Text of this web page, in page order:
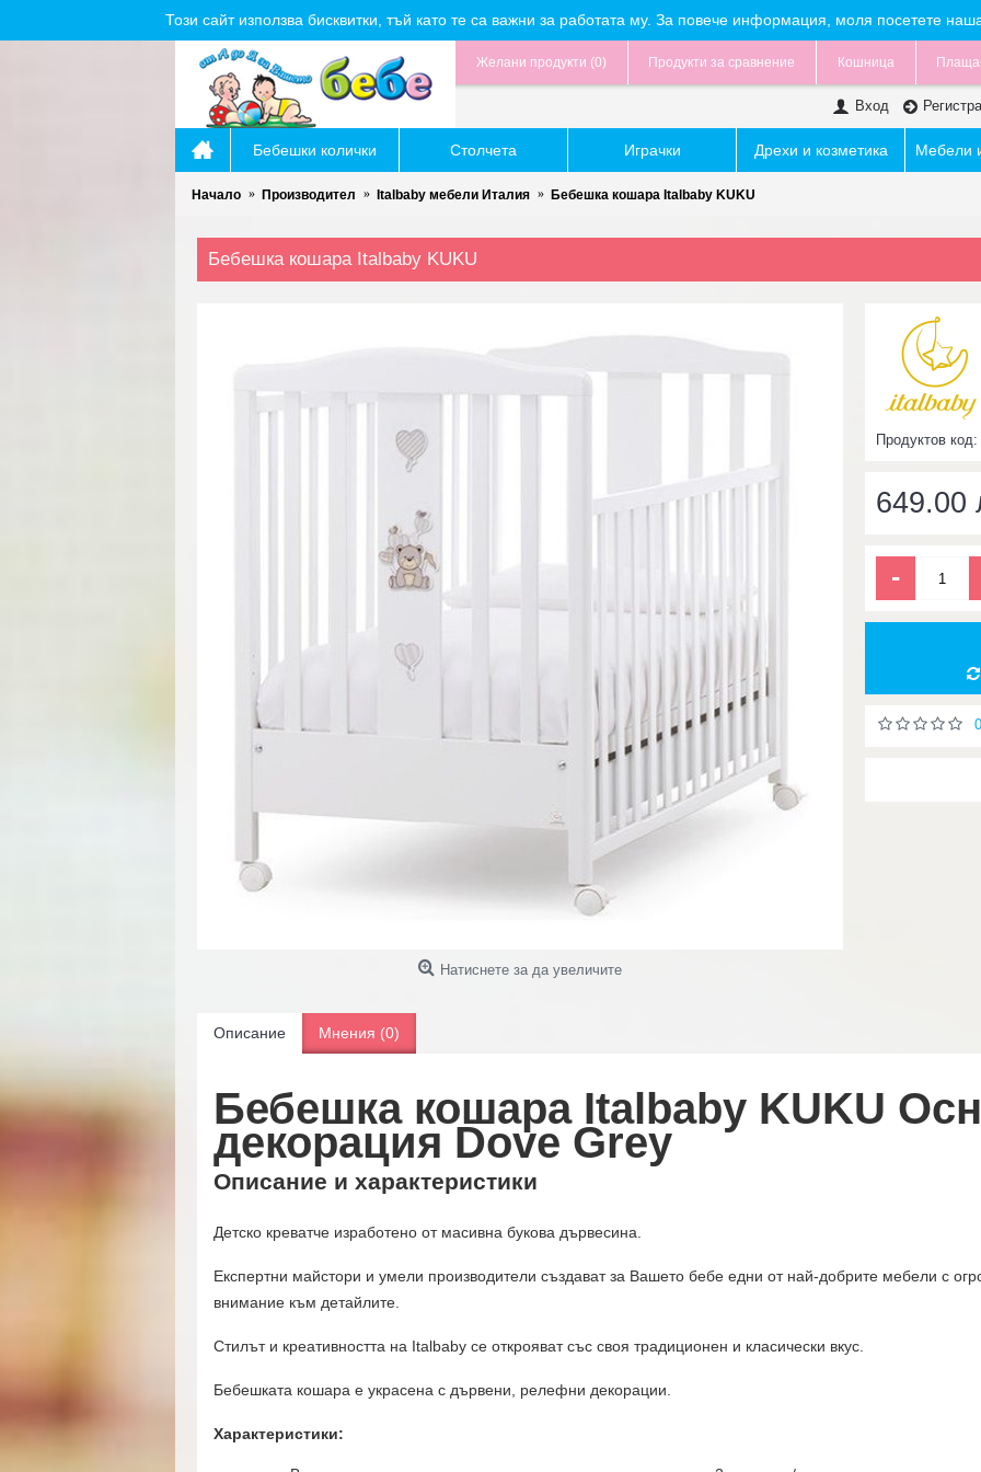
Този сайт използва бисквитки, тъй като те са важни за работата му. За повече информация, моля посетете
Желани продукти (0) Продукти за сравнение Кошница
Вход
Бебешки колички Столчета Играчки Дрехи и козметика Мебели
Начало Производител Italbaby мебели Италия Бебешка кошара Italbaby KUKU
Бебешка кошара Italbaby KUKU
Натиснете за да увеличите
Продуктов
649.00
-
Описание Мнения (0)
Бебешка кошара Italbaby KUKU
декорация Dove Grey
Описание и характеристики
Детско креватче изработено от масивна букова дървесина.
Експертни майстори и умели производители създават за Вашето бебе едни от най-добрите мебели с
внимание към детайлите.
Стилът и креативността на Italbaby се открояват със своя традиционен и класически вкус.
Бебешката кошара е украсена с дървени, релефни декорации.
Характеристики: